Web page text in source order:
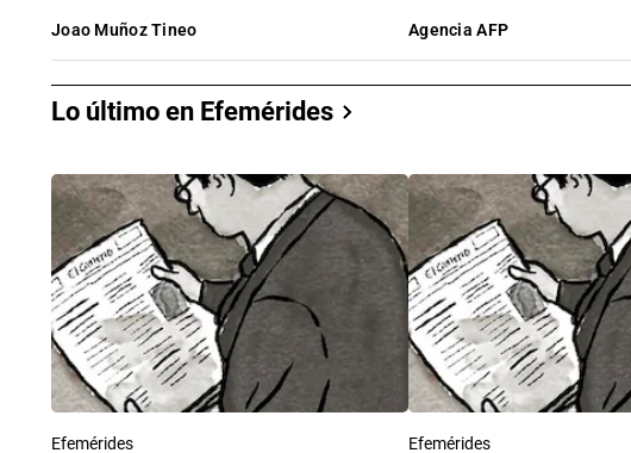
Joao Muñoz Tineo Agencia AFP
Lo último en Efemérides
Efemérides Efemérides